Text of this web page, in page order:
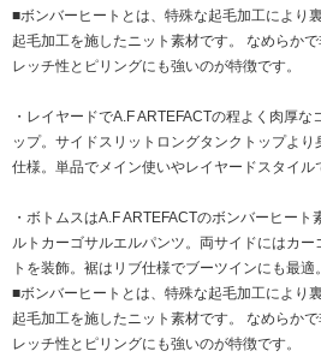
■ボンバーヒートとは、特殊な起毛加工により
起毛加工を施したニット素材です。 なめらか
レッチ性とピリングにも強いのが特徴です。
・レイヤードでA.F ARTEFACTの程よく肉厚
ップ。サイドスリットロングタンクトップよ
仕様。単品でメイン使いやレイヤードスタイル
・ボトムスはA.F ARTEFACTのボンバーヒー
ルトカーゴサルエルパンツ。両サイドにはカ
トを装飾。裾はリブ仕様でブーツインにも最適。
■ボンバーヒートとは、特殊な起毛加工により
起毛加工を施したニット素材です。 なめらか
レッチ性とピリングにも強いのが特徴です。